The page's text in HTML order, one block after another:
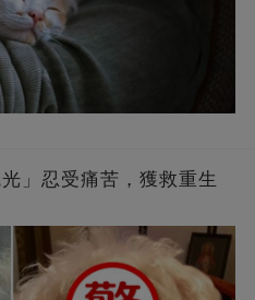
」忍受痛苦，獲救重生